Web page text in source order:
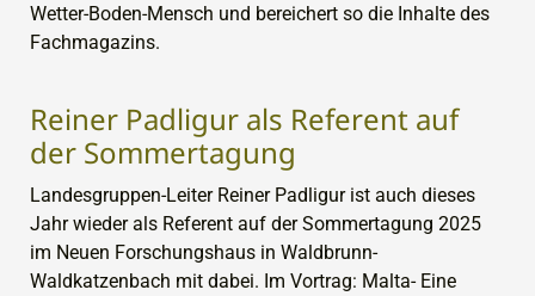
Wetter-Boden-Mensch und bereichert so die Inhalte des
Fachmagazins.
Reiner Padligur als Referent auf
der Sommertagung
Landesgruppen-Leiter Reiner Padligur ist auch dieses
Jahr wieder als Referent auf der Sommertagung 2025
im Neuen Forschungshaus in Waldbrunn-
Waldkatzenbach mit dabei. Im Vortrag: Malta- Eine